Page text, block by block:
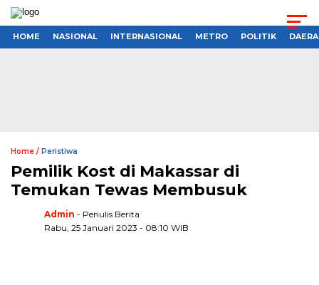
HOME NASIONAL INTERNASIONAL METRO POLITIK
Home / Peristiwa
Pemilik Kost di Makassar di
Temukan Tewas Membusuk
Admin - Penulis Berita
Rabu, 25 Januari 2023 - 08:10 WIB